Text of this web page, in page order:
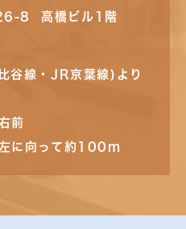
8 高橋ビル1階
谷線・JR京葉線)より
前
に向って約100m